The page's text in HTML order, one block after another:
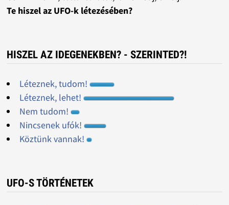
Te hiszel az UFO-k létezésében?
HISZEL AZ IDEGENEKBEN? - SZERINTED?!
Léteznek, tudom!
Léteznek, lehet!
Nem tudom!
Nincsenek ufók!
Köztünk vannak!
UFO-S TÖRTÉNETEK